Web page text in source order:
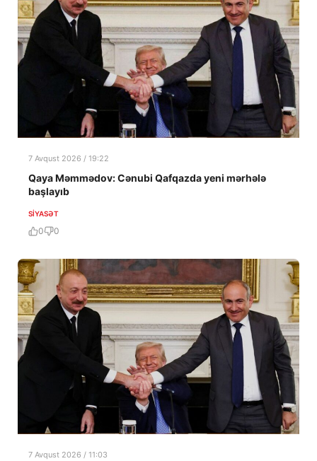
7 Avqust 2026 / 19:22
Qaya Məmmədov: Cənubi Qafqazda yeni mərhələ
başlayıb
SIYASƏT
0 0
7 Avqust 2026 / 11:03